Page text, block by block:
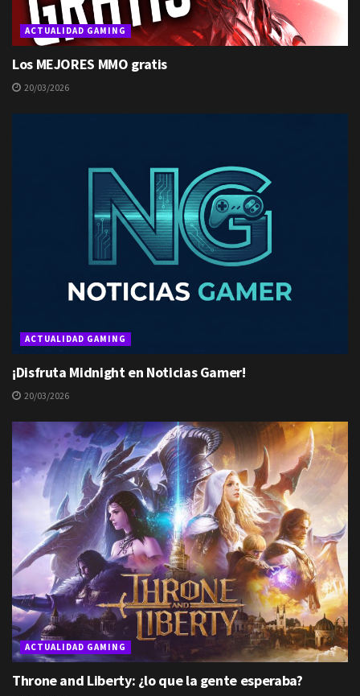
ACTUALIDAD GAMING
Los MEJORES MMO gratis
20/03/2026
ACTUALIDAD GAMING
¡Disfruta Midnight en Noticias Gamer!
20/03/2026
ACTUALIDAD GAMING
Throne and Liberty: ¿lo que la gente esperaba?